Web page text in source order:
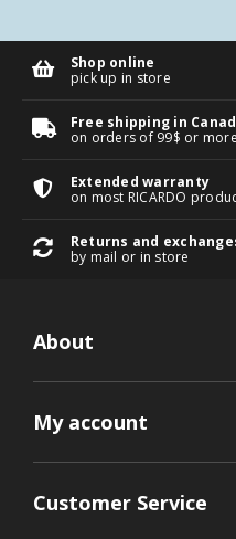
Shop online
pick up in store
Free shipping in
on orders of 99$ or more
Extended warranty
on most RICARDO
Returns and
by mail or in store
About
My account
Customer Service